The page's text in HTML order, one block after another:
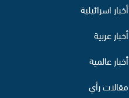
أخبار اسرائيلية
أخبار عربية
أخبار عالمية
مقالات رأي